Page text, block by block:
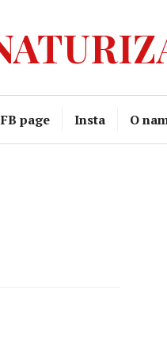
FB page Insta O